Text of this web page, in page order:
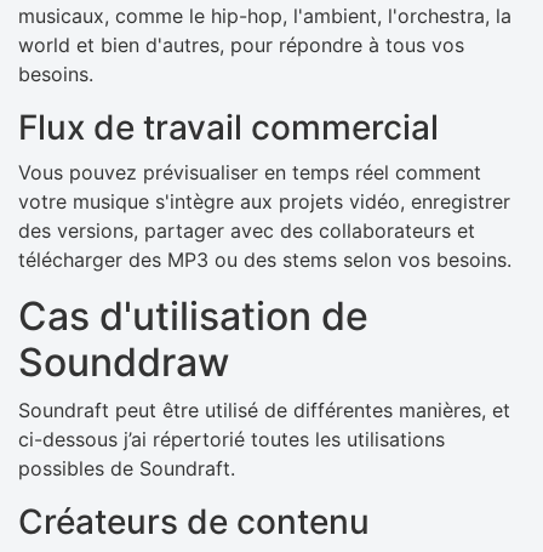
musicaux, comme le hip-hop, l'ambient, l'orchestra, la
world et bien d'autres, pour répondre à tous vos
besoins.
Flux de travail commercial
Vous pouvez prévisualiser en temps réel comment
votre musique s'intègre aux projets vidéo, enregistrer
des versions, partager avec des collaborateurs et
télécharger des MP3 ou des stems selon vos besoins.
Cas d'utilisation de
Sounddraw
Soundraft peut être utilisé de différentes manières, et
ci-dessous j’ai répertorié toutes les utilisations
possibles de Soundraft.
Créateurs de contenu